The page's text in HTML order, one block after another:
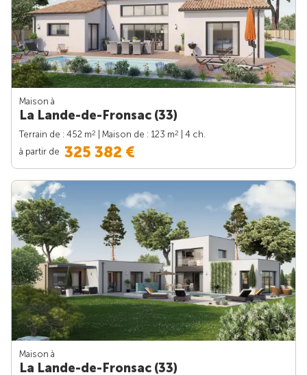
Maison à
La Lande-de-Fronsac (33)
Terrain de : 452 m2 | Maison de : 123 m2
| 4 ch.
à partir de 325 382 €
Maison à
La Lande-de-Fronsac (33)